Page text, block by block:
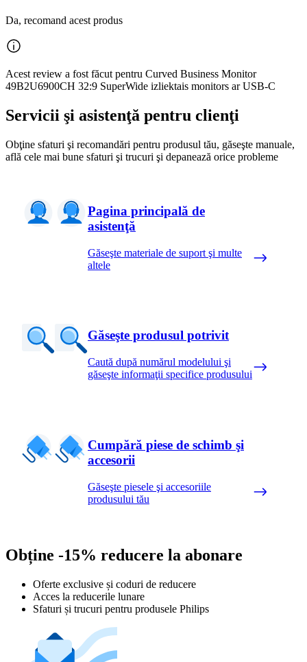
Da, recomand acest produs
Acest review a fost făcut pentru Curved Business Monitor
49B2U6900CH 32:9 SuperWide izliektais monitors ar USB-C
Servicii şi asistenţă pentru clienţi
Obţine sfaturi şi recomandări pentru produsul tău, găseşte manuale,
află cele mai bune sfaturi şi trucuri şi depanează orice probleme
Pagina principală de
asistenţă
Găseşte materiale de suport şi multe
altele
Găseşte produsul potrivit
Caută după numărul modelului şi
găseşte informaţii specifice produsului
Cumpără piese de schimb şi
accesorii
Găseşte piesele şi accesoriile
produsului tău
Obține -15% reducere la abonare
Oferte exclusive și coduri de reducere
Acces la reducerile lunare
Sfaturi și trucuri pentru produsele Philips